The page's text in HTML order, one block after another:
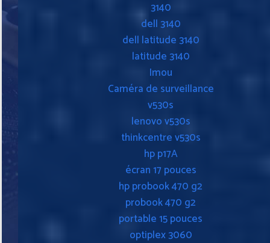
3140
dell 3140
dell latitude 3140
latitude 3140
Imou
Caméra de surveillance
v530s
lenovo v530s
thinkcentre v530s
hp p17A
écran 17 pouces
hp probook 470 g2
probook 470 g2
portable 15 pouces
optiplex 3060